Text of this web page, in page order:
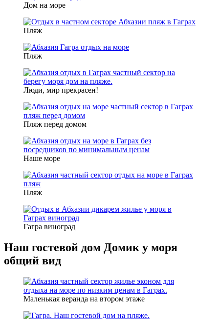
Дом на море
Пляж
Пляж
Люди, мир прекрасен!
Пляж перед домом
Наше море
Пляж
Гагра виноград
Наш гостевой дом Домик у моря
общий вид
Маленькая веранда на втором этаже